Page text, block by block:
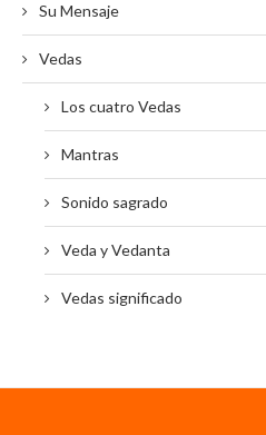
Su Mensaje
Vedas
Los cuatro Vedas
Mantras
Sonido sagrado
Veda y Vedanta
Vedas significado